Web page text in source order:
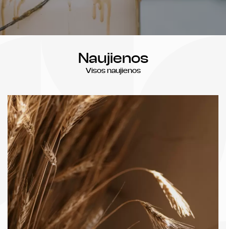
Koncertai
Kalendorinės šventės
Kūrybiniai rinkiniai
Kita
Naujienos
Visos naujienos